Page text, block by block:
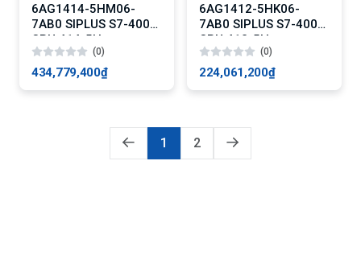
6AG1414-5HM06-
7AB0 SIPLUS S7-400
CPU 414-5H
(0)
434,779,400₫
6AG1412-5HK06-
7AB0 SIPLUS S7-400
CPU 412-5H
(0)
224,061,200₫
1 2